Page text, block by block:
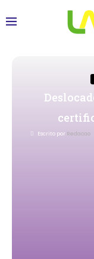
Escrito por Redacao